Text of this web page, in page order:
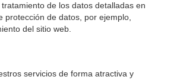
de los datos detalladas en
protección de datos, por ejemplo,
del sitio web.
servicios de forma atractiva y